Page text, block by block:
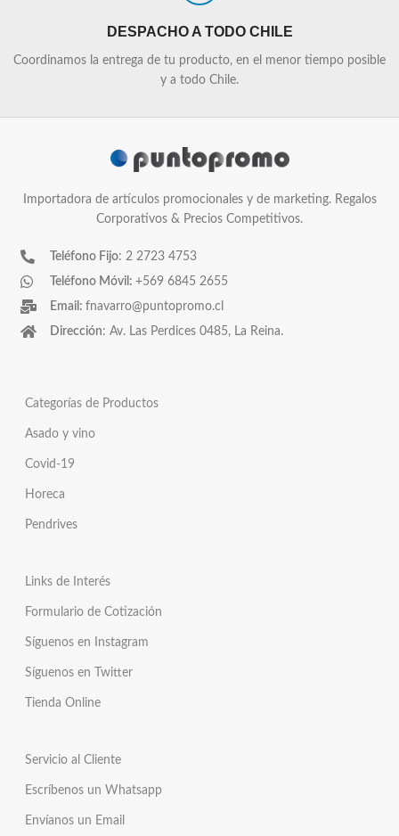
DESPACHO A TODO CHILE
Coordinamos la entrega de tu producto, en el menor tiempo posible
y a todo Chile.
Importadora de artículos promocionales y de marketing. Regalos
Corporativos & Precios Competitivos.
Teléfono Fijo: 2 2723 4753
Teléfono Móvil: +569 6845 2655
Email: fnavarro@puntopromo.cl
Dirección: Av. Las Perdices 0485, La Reina.
Categorías de Productos
Asado y vino
Covid-19
Horeca
Pendrives
Links de Interés
Formulario de Cotización
Síguenos en Instagram
Síguenos en Twitter
Tienda Online
Servicio al Cliente
Escríbenos un Whatsapp
Envíanos un Email